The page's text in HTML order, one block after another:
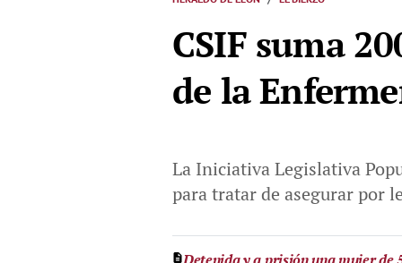
CSIF suma
de la
La Iniciativa Legislativa
para tratar de asegurar por